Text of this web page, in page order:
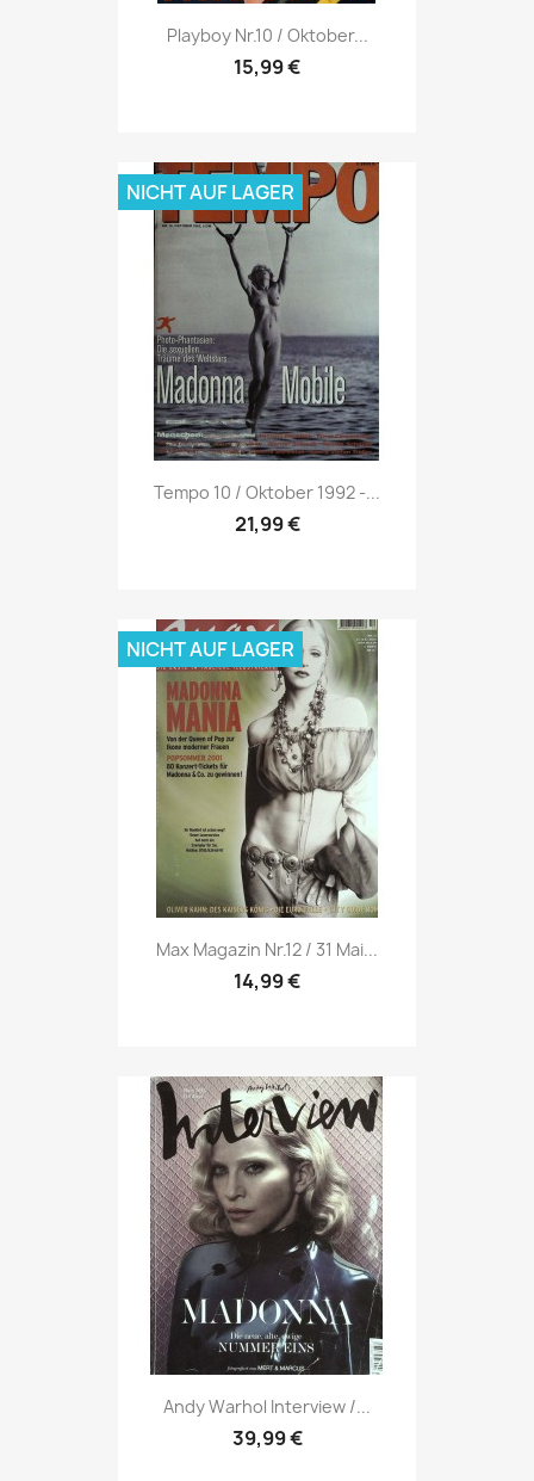
Vorschau
Playboy Nr.10 / Oktober...
15,99 €
 Vorschau
Tempo 10 / Oktober 1992 -...
21,99 €
NICHT AUF LAGER
Vorschau
Max Magazin Nr.12 / 31 Mai...
14,99 €
NICHT AUF LAGER
Vorschau
Andy Warhol Interview /...
39,99 €